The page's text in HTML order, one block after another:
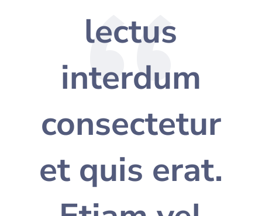
lectus
interdum
consectetur
et quis erat.